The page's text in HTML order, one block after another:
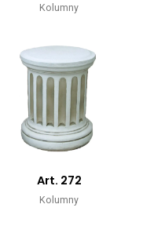
Kolumny
Art. 272
Kolumny